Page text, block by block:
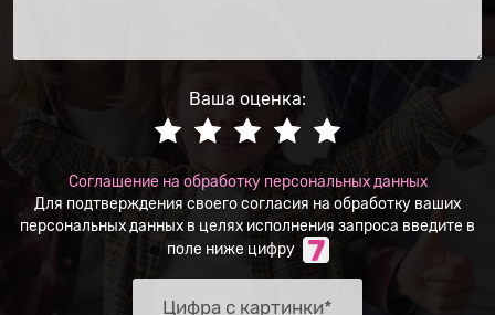
Ваша оценка:
Соглашение на обработку персональных данных
Для подтверждения своего согласия на обработку ваших
персональных данных в целях исполнения запроса введите в
поле ниже цифру